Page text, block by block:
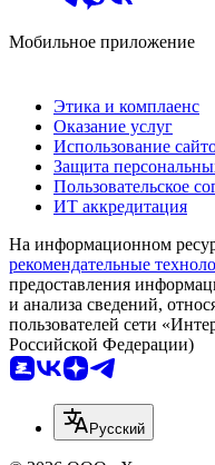
Мобильное приложение
Этика и комплаенс
Оказание услуг
Использование
Защита
Пользовательское
ИТ аккредитация
На информационном
рекомендательные
предоставления
и анализа сведений,
пользователей сети
Российской Федерации)
Русский